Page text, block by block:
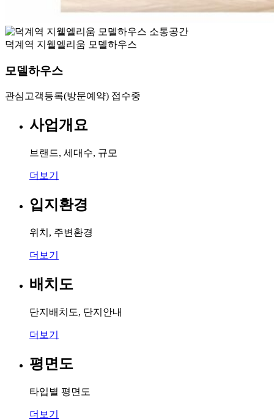
덕계역 지웰엘리움 모델하우스
모델하우스
관심고객등록(방문예약) 접수중
사업개요
브랜드, 세대수, 규모
더보기
입지환경
위치, 주변환경
더보기
배치도
단지배치도, 단지안내
더보기
평면도
타입별 평면도
더보기